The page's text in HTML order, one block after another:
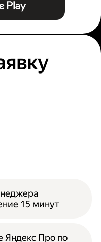
15 минут
Яндекс Про по